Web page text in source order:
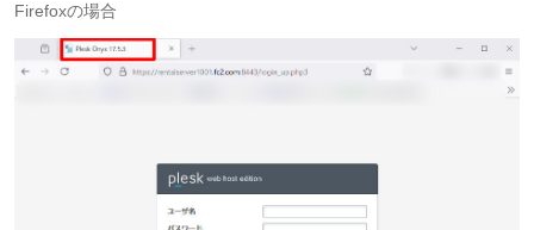
Firefoxの場合